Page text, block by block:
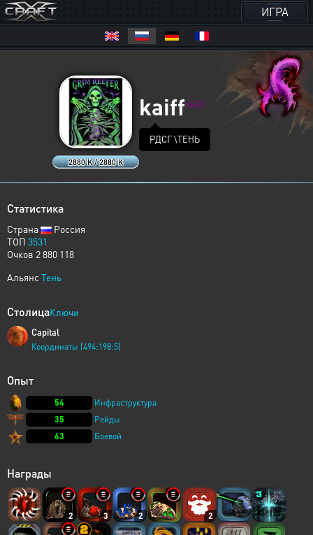
ИГРА
2880 K / 2880 K
kaiffXERJ
РДСГ \ТЕНЬ
Статистика
Страна
Россия
ТОП 3531
Очков 2 880 118
Альянс Тень
СтолицаКлючи
Capital
Координаты [494:198:5]
Опыт
54
Инфраструктура
35
Рейды
63
Боевой
Награды
2 3 2 2